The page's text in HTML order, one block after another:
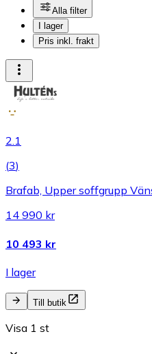
Alla filter
I lager
Pris inkl. frakt
2.1
(3)
Brafab, Upper soffgrupp
14 990 kr
10 493 kr
I lager
Till butik
Visa 1 st